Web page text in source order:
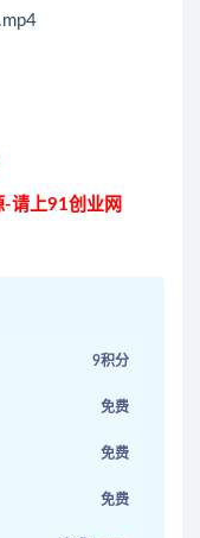
-请上91创业网
9积分
免费
免费
免费